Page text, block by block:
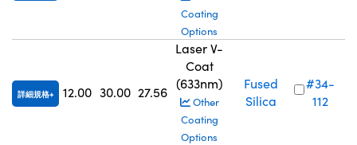
Coating
Options
詳細規格 12.00 30.00 27.56
Laser V-
Coat
(633nm)
Other
Coating
Options
Fused
Silica
#34-
112